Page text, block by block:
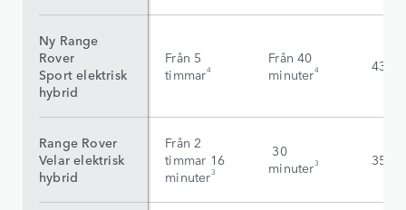
Från 5
timmar4
Från 40
minuter4 43
Från 2
timmar 16
minuter3
30
minuter3 35
Ny Range
Rover
Sport elektrisk
hybrid
Range Rover
Velar elektrisk
hybrid